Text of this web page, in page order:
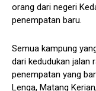
orang dari negeri
penempatan baru.
Semua kampung
dari kedudukan jalan
penempatan yang
Lenga, Matang